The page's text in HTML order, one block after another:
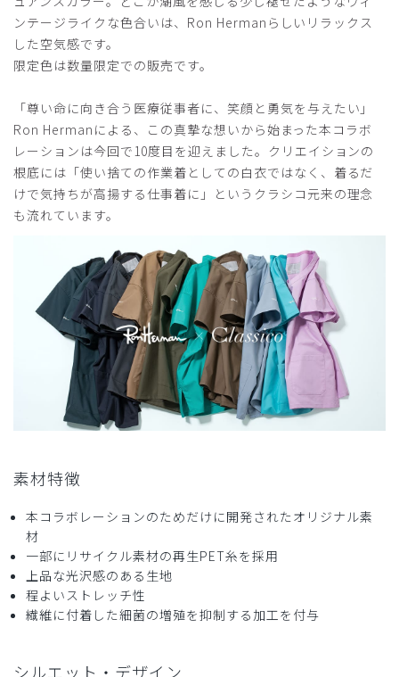
厚さとても薄い 厚い
商品：R27メンズ:Ron Herman スクラブトップス/ディ
役に立った 0
40代 身長:176-180cm 体重:81-85kg
サイズ感 小さめ
大きめ
ストレッチ感 よく伸びる
伸びない
厚さとても薄い 厚い
サイズを変えて購入しました。
ちょうどよかったです。
商品： R27メンズ:Ron Herman スクラブトップス/ベー
ジュ/XL
オキ神様
購入確認済み
年齢: 40代 身長:176-180cm 体重:76-80kg
厚さ とても薄い
ンテージライクな色合いは、Ron Hermanらしいリラックス
した空気感です。
限定色は数量限定での販売です。
「尊い命に向き合う医療従事者に、笑顔と勇気を与えたい」
Ron Hermanによる、この真摯な想いから始まった本コラボ
レーションは今回で10度目を迎えました。クリエイションの
根底には「使い捨ての作業着としての白衣ではなく、着るだ
けで気持ちが高揚する仕事着に」というクラシコ元来の理念
も流れています。
素材特徴
本コラボレーションのためだけに開発されたオリジナル素
材
一部にリサイクル素材の再生PET糸を採用
上品な光沢感のある生地
程よいストレッチ性
繊維に付着した細菌の増殖を抑制する加工を付与
シルエット・デザイン